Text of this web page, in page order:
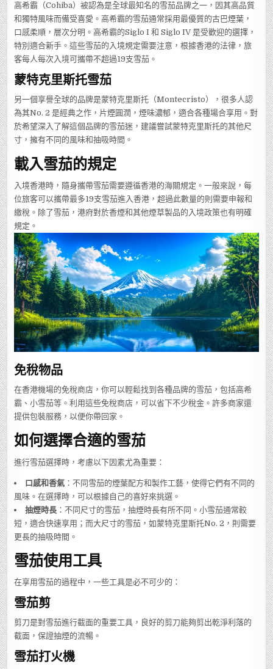
高希霸（Cohiba）被認為是全球最知名的雪茄品牌之一，因其高品質
和獨特風味而備受喜愛。高希霸的雪茄通常採用最優質的古巴煙葉，
口感柔順，層次分明。高希霸的Siglo I 和 Siglo IV 是受歡迎的選擇，
特別適合新手。這些雪茄的入境規定需要注意，根據香港的法律，旅
客每人每次入境可攜帶不超過19支雪茄。
蒙特克里斯托雪茄
另一個享譽全球的品牌是蒙特克里斯托（Montecristo），很多人認
為其No. 2 是經典之作，片煙圓潤，煙味濃郁，適合各種場合享用。對
於希望深入了解這個品牌的雪茄迷，建議嘗試蒙特克里斯托的其他尺
寸，擁有不同的風味和抽吸時間。
載入雪茄的規定
入境香港時，隨身攜帶雪茄需要遵循香港的海關規定。一般來說，每
位旅客可以攜帶最多19支雪茄進入香港，超過此數量的則需要申報和
繳稅。除了雪茄，港府對於香煙和其他煙草製品的入境政策也有明確
規定。
免稅物品
在香港機場的免稅商店，你可以輕鬆找到各種品牌的雪茄，包括高希
霸、小雪茄等。利用這些免稅商店，可以省下不少稅金。許多商家還
提供包裝服務，以便你帶回家。
如何選擇合適的雪茄
進行雪茄選擇時，考慮以下因素尤為重要：
口感和香氣 ：不同雪茄的煙葉配方和製作工藝，使得它們有不同的
風味。在選擇時，可以根據自己的喜好來挑選。
抽煙時長 ：不同尺寸的雪茄，抽煙時長有所不同。小雪茄通常較
短，適合快速享用；而大尺寸的雪茄，如蒙特克里斯托No. 2，則需要
更長的抽吸時間。
雪茄使用工具
在享用雪茄的過程中，一些工具是必不可少的：
雪茄剪
剪刀是對雪茄進行截面的重要工具，良好的剪刀能夠剪出乾淨利落的
截面，保證抽煙的流暢。
雪茄打火機